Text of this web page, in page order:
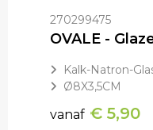
270299475
OVALE -
Kalk-Natron-
Ø8X3,5CM
vanaf € 5,90